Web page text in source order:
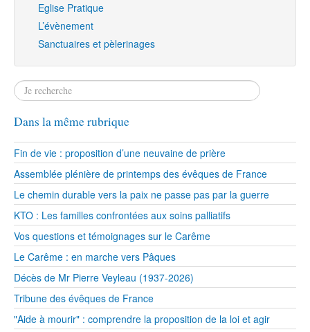
Eglise Pratique
L’évènement
Sanctuaires et pèlerinages
Dans la même rubrique
Fin de vie : proposition d’une neuvaine de prière
Assemblée plénière de printemps des évêques de France
Le chemin durable vers la paix ne passe pas par la guerre
KTO : Les familles confrontées aux soins palliatifs
Vos questions et témoignages sur le Carême
Le Carême : en marche vers Pâques
Décès de Mr Pierre Veyleau (1937-2026)
Tribune des évêques de France
"Aide à mourir" : comprendre la proposition de la loi et agir